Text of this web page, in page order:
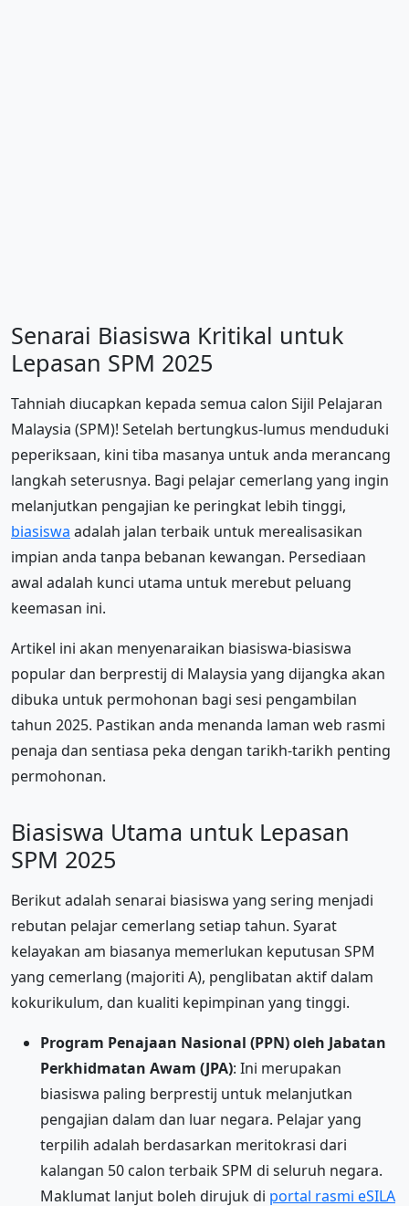
Senarai Biasiswa Kritikal untuk
Lepasan SPM 2025
Tahniah diucapkan kepada semua calon Sijil Pelajaran
Malaysia (SPM)! Setelah bertungkus-lumus menduduki
peperiksaan, kini tiba masanya untuk anda merancang
langkah seterusnya. Bagi pelajar cemerlang yang ingin
melanjutkan pengajian ke peringkat lebih tinggi,
biasiswa adalah jalan terbaik untuk merealisasikan
impian anda tanpa bebanan kewangan. Persediaan
awal adalah kunci utama untuk merebut peluang
keemasan ini.
Artikel ini akan menyenaraikan biasiswa-biasiswa
popular dan berprestij di Malaysia yang dijangka akan
dibuka untuk permohonan bagi sesi pengambilan
tahun 2025. Pastikan anda menanda laman web rasmi
penaja dan sentiasa peka dengan tarikh-tarikh penting
permohonan.
Biasiswa Utama untuk Lepasan
SPM 2025
Berikut adalah senarai biasiswa yang sering menjadi
rebutan pelajar cemerlang setiap tahun. Syarat
kelayakan am biasanya memerlukan keputusan SPM
yang cemerlang (majoriti A), penglibatan aktif dalam
kokurikulum, dan kualiti kepimpinan yang tinggi.
Program Penajaan Nasional (PPN) oleh Jabatan
Perkhidmatan Awam (JPA): Ini merupakan
biasiswa paling berprestij untuk melanjutkan
pengajian dalam dan luar negara. Pelajar yang
terpilih adalah berdasarkan meritokrasi dari
kalangan 50 calon terbaik SPM di seluruh negara.
Maklumat lanjut boleh dirujuk di portal rasmi eSILA